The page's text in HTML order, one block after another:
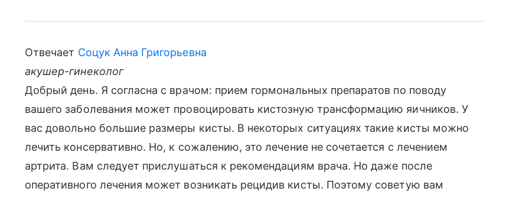
Отвечает Соцук Анна Григорьевна
акушер-гинеколог
Добрый день. Я согласна с врачом: прием гормональных препаратов по поводу
вашего заболевания может провоцировать кистозную трансформацию яичников. У
вас довольно большие размеры кисты. В некоторых ситуациях такие кисты можно
лечить консервативно. Но, к сожалению, это лечение не сочетается с лечением
артрита. Вам следует прислушаться к рекомендациям врача. Но даже после
оперативного лечения может возникать рецидив кисты. Поэтому советую вам